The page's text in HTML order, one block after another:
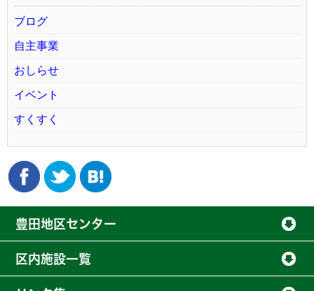
ブログ
自主事業
おしらせ
イベント
すくすく
豊田地区センター
区内施設一覧